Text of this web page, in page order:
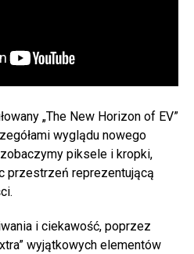
„The New Horizon of EV”
wyglądu nowego
piksele i kropki,
przestrzeń reprezentującą
i ciekawość, poprzez
wyjątkowych elementów